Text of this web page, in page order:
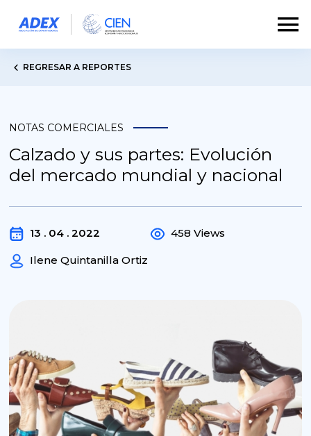
REGRESAR A REPORTES
NOTAS COMERCIALES
Calzado y sus partes: Evolución
del mercado mundial y nacional
13 . 04 . 2022
Ilene Quintanilla Ortiz
458 Views